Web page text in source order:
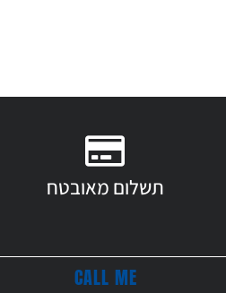
תשלום מאובטח
CALL ME